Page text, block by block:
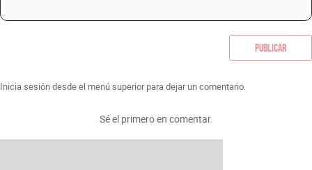
Publicar
Inicia sesión desde el menú superior para dejar un comentario.
Sé el primero en comentar.